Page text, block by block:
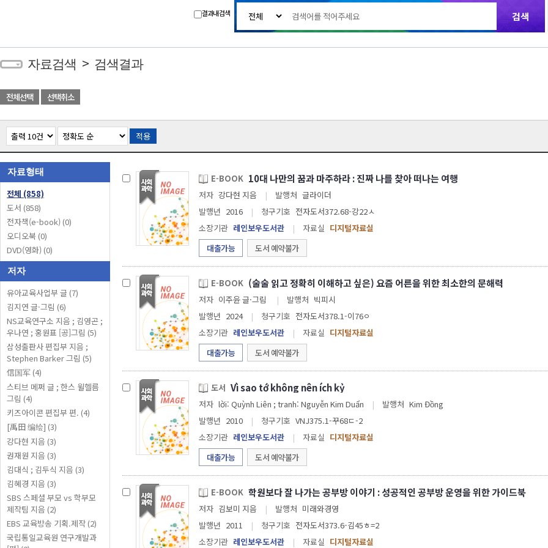
결과내 검색
자료검색 > 검색결과
전체선택 선택취소
적용
자료형태
전체 (858)
도서 (858)
전자책(e-book) (0)
오디오북 (0)
DVD(영화) (0)
저자
유아교육사업부 글 (7)
김지연 글·그림 (6)
NS교육연구소 지음 ; 김영곤 ;
우나연 ; 홍원표 [공]그림 (5)
삼성출판사 편집부 지음 ;
Stephen Barker 그림 (5)
信国军 (4)
스티브 메쩌 글 ; 한스 윌헬름
그림 (4)
키즈아이콘 편집부 편. (4)
[禹田 编绘] (3)
강다현 지음 (3)
권재원 지음 (3)
김대식 ; 김두식 지음 (3)
김혜경 지음 (3)
SBS 스페셜 부모 vs 학부모
제작팀 지음 (2)
EBS 교육방송 기획.제작 (2)
국립통일교육원 연구개발과
E-BOOK 10대 나만의 꿈과 마주하라 : 진짜 나를 찾아 떠나는 여행
저자 강다현 지음 | 발행처 글라이더
발행년 2016 | 청구기호 전자도서372.68-강22ㅅ
소장기관 레인보우도서관 | 자료실 디지털자료실
대출가능
도서 예약불가
E-BOOK (술술 읽고 정확히 이해하고 싶은) 요즘 어른을 위한 최소한의 문해력
저자 이주윤 글·그림 | 발행처 빅피시
발행년 2024 | 청구기호 전자도서378.1-이76ㅇ
소장기관 레인보우도서관 | 자료실 디지털자료실
대출가능
도서 예약불가
도서 Vì sao tớ không nên ích kỷ
저자 lời: Quỳnh Liên ; tranh: Nguyễn Kim Duẩn | 발행처 Kim Đồng
발행년 2010 | 청구기호 VNJ375.1-꾸68ㄷ-2
소장기관 레인보우도서관 | 자료실 디지털자료실
대출가능
도서 예약불가
E-BOOK 학원보다 잘 나가는 공부방 이야기 : 성공적인 공부방 운영을 위한 가이드북
저자 김보미 지음 | 발행처 미래와경영
발행년 2011 | 청구기호 전자도서373.6-김45ㅎ=2
소장기관 레인보우도서관 | 자료실 디지털자료실